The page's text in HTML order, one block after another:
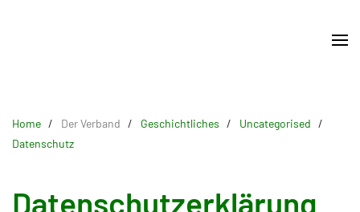
Home Der Verband Geschichtliches
Uncategorised
Datenschutz
Datenschutzerklärung